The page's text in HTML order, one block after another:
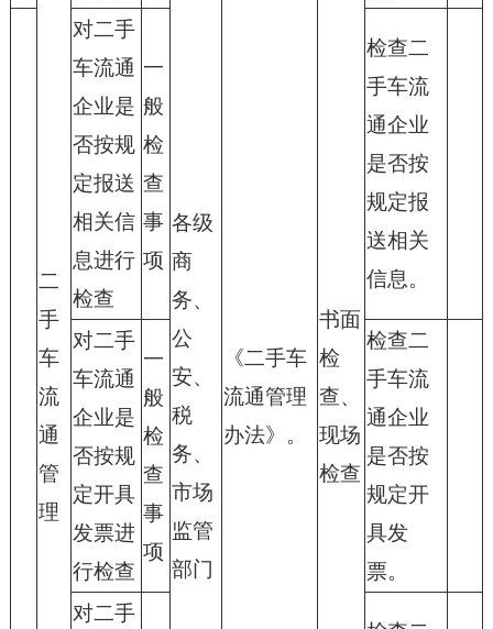
二
手
车
流
通
管
理
各级
商
务、
公
安、
税
务、
市场
监管
部门
《二手车
流通管理
办法》。
书面
检
查、
现场
检查
对二手
车流通
企业是
否按规
定报送
相关信
息进行
检查
一
般
检
查
事
项
检查二
手车流
通企业
是否按
规定报
送相关
信息。
对二手
车流通
企业是
否按规
定开具
发票进
行检查
一
般
检
查
事
项
检查二
手车流
通企业
是否按
规定开
具发
票。
对二手